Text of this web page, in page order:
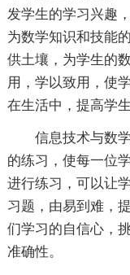
发学生的学习兴趣
为数学知识和技能
供土壤，为学生的
用，学以致用，使
在生活中，提高学
信息技术与数
的练习，使每一位
进行练习，可以让
习题，由易到难，
们学习的自信心，
准确性。